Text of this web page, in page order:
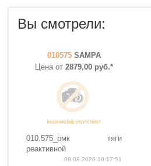
Вы смотрели:
010575 SAMPA
Цена от 2879,00 руб.*
010.575_рмк тяги
реактивной
09.08.2026 10:17:51